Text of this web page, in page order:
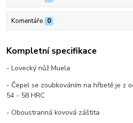
Komentáře 0
Kompletní specifikace
- Lovecký nůž Muela
- Čepel se zoubkováním na hřbetě je z
54 - 58 HRC
- Oboustranná kovová záštita